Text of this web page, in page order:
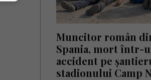
Muncitor român
Spania, mort într-
accident pe
stadionului Camp